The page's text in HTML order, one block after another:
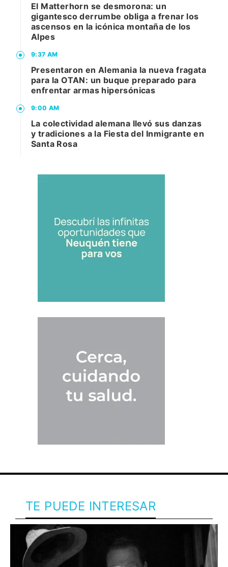
El Matterhorn se desmorona: un
gigantesco derrumbe obliga a frenar los
ascensos en la icónica montaña de los
Alpes
9:37 AM
Presentaron en Alemania la nueva fragata
para la OTAN: un buque preparado para
enfrentar armas hipersónicas
9:00 AM
La colectividad alemana llevó sus danzas
y tradiciones a la Fiesta del Inmigrante en
Santa Rosa
TE PUEDE INTERESAR